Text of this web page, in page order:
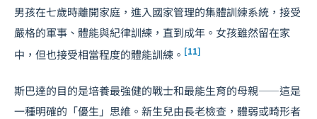
男孩在七歲時離開家庭，進入國家管理的集體訓練系統，接受
嚴格的軍事、體能與紀律訓練，直到成年。女孩雖然留在家
中，但也接受相當程度的體能訓練。 [11]
斯巴達的目的是培養最強健的戰士和最能生育的母親——這是
一種明確的「優生」思維。新生兒由長老檢查，體弱或畸形者